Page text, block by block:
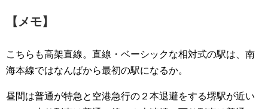
【メモ】
こちらも高架直線。直線・ベーシックな相対式の駅は、南
海本線ではなんばから最初の駅になるか。
昼間は普通が特急と空港急行の２本退避をする堺駅が近い